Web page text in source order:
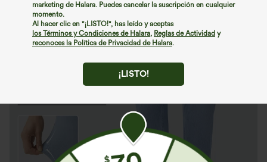
marketing de Halara. Puedes cancelar la suscripción en cualquier
momento.
Al hacer clic en "¡LISTO!", has leído y aceptas
los Términos y Condiciones de Halara, Reglas de Actividad y
reconoces la Política de Privacidad de Halara.
¡LISTO!